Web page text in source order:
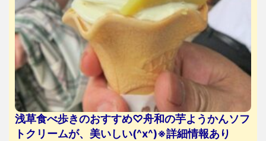
浅草食べ歩きのおすすめ♡舟和の芋ようかんソフ
トクリームが、美いしい(^x^)※詳細情報あり